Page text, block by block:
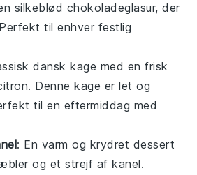
silkeblød chokoladeglasur, der
til enhver festlig
dansk kage med en frisk
Denne kage er let og
til en eftermiddag med
: En varm og krydret dessert
og et strejf af kanel.